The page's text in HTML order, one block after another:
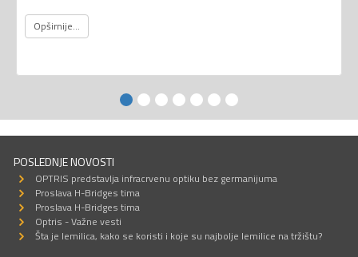
Opširnije...
POSLEDNJE NOVOSTI
OPTRIS predstavlja infracrvenu optiku bez germanijuma
Proslava H-Bridges tima
Proslava H-Bridges tima
Optris - Važne vesti
Šta je lemilica, kako se koristi i koje su najbolje lemilice na tržištu?